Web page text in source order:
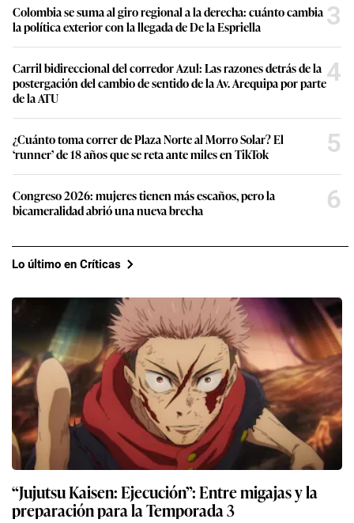
Colombia se suma al giro regional a la derecha: cuánto cambia
la política exterior con la llegada de De la Espriella
3
Carril bidireccional del corredor Azul: Las razones detrás de la
postergación del cambio de sentido de la Av. Arequipa por parte
de la ATU
4
¿Cuánto toma correr de Plaza Norte al Morro Solar? El
‘runner’ de 18 años que se reta ante miles en TikTok
5
Congreso 2026: mujeres tienen más escaños, pero la
bicameralidad abrió una nueva brecha
6
Lo último en Críticas
“Jujutsu Kaisen: Ejecución”: Entre migajas y la
preparación para la Temporada 3